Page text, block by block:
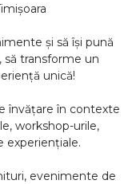
și să își pună
să transforme un
unică!
învățare în contexte
workshop-urile,
experiențiale.
evenimente de